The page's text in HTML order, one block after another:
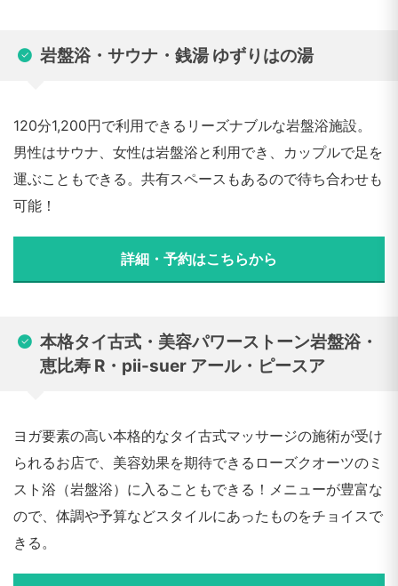
岩盤浴・サウナ・銭湯 ゆずりはの湯
120分1,200円で利用できるリーズナブルな岩盤浴施設。
男性はサウナ、女性は岩盤浴と利用でき、カップルで足を
運ぶこともできる。共有スペースもあるので待ち合わせも
可能！
詳細・予約はこちらから
本格タイ古式・美容パワーストーン岩盤浴・
恵比寿 R・pii-suer アール・ピースア
ヨガ要素の高い本格的なタイ古式マッサージの施術が受け
られるお店で、美容効果を期待できるローズクオーツのミ
スト浴（岩盤浴）に入ることもできる！メニューが豊富な
ので、体調や予算などスタイルにあったものをチョイスで
きる。